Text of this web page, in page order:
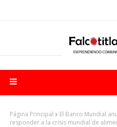
Página Principal
El Banco Mundial
responder a la crisis mundial de